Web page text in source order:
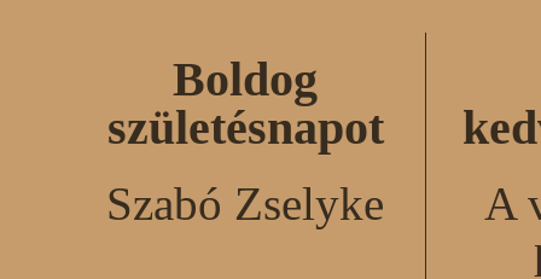
Boldog
születésnapot
Szabó Zselyke
A